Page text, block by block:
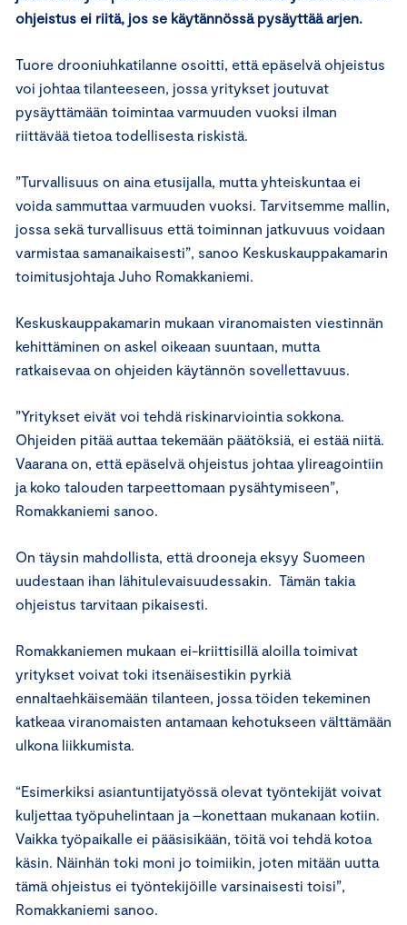
ohjeistus ei riitä, jos se käytännössä pysäyttää arjen.
Tuore drooniuhkatilanne osoitti, että epäselvä ohjeistus
voi johtaa tilanteeseen, jossa yritykset joutuvat
pysäyttämään toimintaa varmuuden vuoksi ilman
riittävää tietoa todellisesta riskistä.
”Turvallisuus on aina etusijalla, mutta yhteiskuntaa ei
voida sammuttaa varmuuden vuoksi. Tarvitsemme mallin,
jossa sekä turvallisuus että toiminnan jatkuvuus voidaan
varmistaa samanaikaisesti”, sanoo Keskuskauppakamarin
toimitusjohtaja Juho Romakkaniemi.
Keskuskauppakamarin mukaan viranomaisten viestinnän
kehittäminen on askel oikeaan suuntaan, mutta
ratkaisevaa on ohjeiden käytännön sovellettavuus.
”Yritykset eivät voi tehdä riskinarviointia sokkona.
Ohjeiden pitää auttaa tekemään päätöksiä, ei estää niitä.
Vaarana on, että epäselvä ohjeistus johtaa ylireagointiin
ja koko talouden tarpeettomaan pysähtymiseen”,
Romakkaniemi sanoo.
On täysin mahdollista, että drooneja eksyy Suomeen
uudestaan ihan lähitulevaisuudessakin. Tämän takia
ohjeistus tarvitaan pikaisesti.
Romakkaniemen mukaan ei-kriittisillä aloilla toimivat
yritykset voivat toki itsenäisestikin pyrkiä
ennaltaehkäisemään tilanteen, jossa töiden tekeminen
katkeaa viranomaisten antamaan kehotukseen välttämään
ulkona liikkumista.
“Esimerkiksi asiantuntijatyössä olevat työntekijät voivat
kuljettaa työpuhelintaan ja –konettaan mukanaan kotiin.
Vaikka työpaikalle ei pääsisikään, töitä voi tehdä kotoa
käsin. Näinhän toki moni jo toimiikin, joten mitään uutta
tämä ohjeistus ei työntekijöille varsinaisesti toisi”,
Romakkaniemi sanoo.